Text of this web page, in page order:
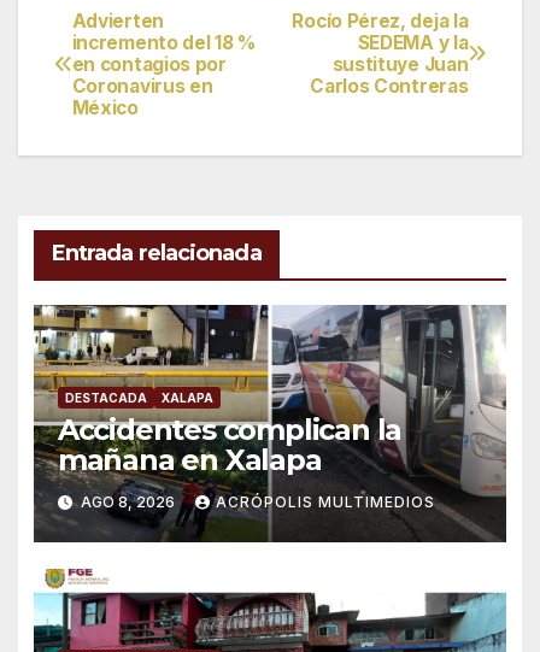
Navegación
de
Rocío Pérez, deja la
SEDEMA y la
sustituye Juan
Carlos Contreras
Advierten
incremento del 18 %
en contagios por
Coronavirus en
México
Entrada relacionada
DESTACADA XALAPA
Accidentes complican la
mañana en Xalapa
AGO 8, 2026 ACRÓPOLIS MULTIMEDIOS